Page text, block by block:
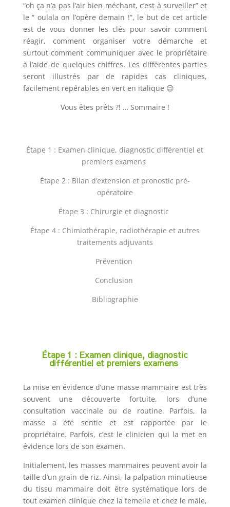
“oh ça n’a pas l’air bien méchant, c’est à surveiller” et
le “ oulala on l’opère demain !”, le but de cet article
est de vous donner les clés pour savoir comment
réagir, comment organiser votre démarche et
surtout comment communiquer avec le propriétaire
à l’aide de quelques chiffres. Les différentes parties
seront illustrés par de rapides cas cliniques,
facilement repérables en vert en italique 😉
Vous êtes prêts ?! … Sommaire !
Étape 1 : Examen clinique, diagnostic différentiel et
premiers examens
Étape 2 : Bilan d’extension et pronostic pré-
opératoire
Étape 3 : Chirurgie et diagnostic
Étape 4 : Chimiothérapie, radiothérapie et autres
traitements adjuvants
Prévention
Conclusion
Bibliographie
Étape 1 : Examen clinique, diagnostic
différentiel et premiers examens
La mise en évidence d’une masse mammaire est très
souvent une découverte fortuite, lors d’une
consultation vaccinale ou de routine. Parfois, la
masse a été sentie et est rapportée par le
propriétaire. Parfois, c’est le clinicien qui la met en
évidence lors de son examen.
Initialement, les masses mammaires peuvent avoir la
taille d’un grain de riz. Ainsi, la palpation minutieuse
du tissu mammaire doit être systématique lors de
tout examen clinique chez la femelle et chez le mâle,